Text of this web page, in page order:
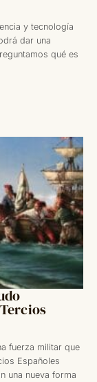
y tecnología
dar una
qué es
fuerza militar que
Españoles
una nueva forma